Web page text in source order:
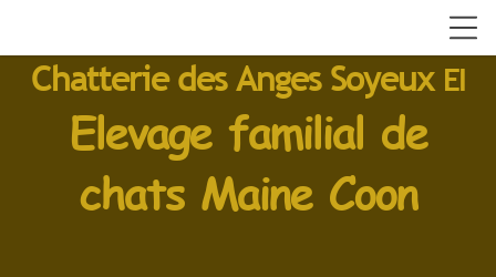
Chatterie des Anges Soyeux EI
Elevage familial de
chats Maine Coon